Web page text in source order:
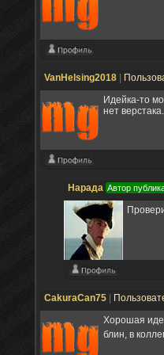
VanHelsing2018
Идейка-то
нет верстака.
Нарада Автор
CakuraCan75
Хорошая
блин, в